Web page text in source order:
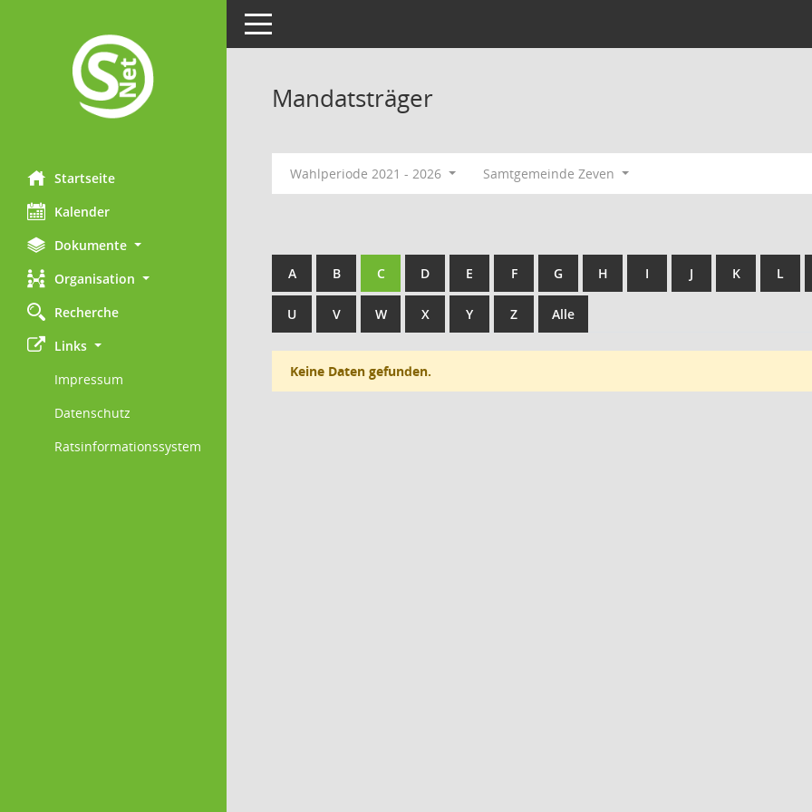
Startseite
Kalender
Dokumente
Organisation
Recherche
Links
Impressum
Datenschutz
Ratsinformationssystem
Toggle navigation
Mandatsträger
Wahlperiode 2021 - 2026 Samtgemeinde Zeven
A B C D E F G H I J K L
U V W X Y Z Alle
Keine Daten gefunden.